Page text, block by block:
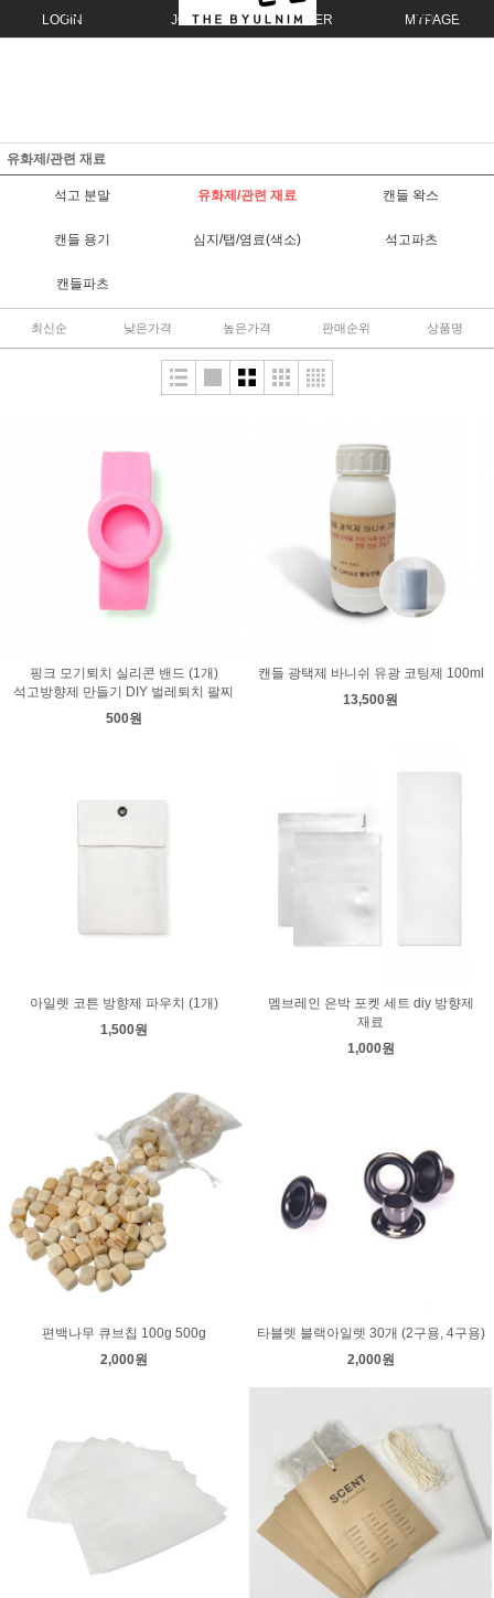
LOGIN JOIN ORDER MYPAGE
유화제/관련 재료
석고 분말 유화제/관련 재료 캔들 왁스
캔들 용기 심지/탭/염료(색소) 석고파츠
캔들파츠
최신순 낮은가격 높은가격 판매순위 상품명
핑크 모기퇴치 실리콘 밴드 (1개)
석고방향제 만들기 DIY 벌레퇴치 팔찌
500원
캔들 광택제 바니쉬 유광 코팅제 100ml
13,500원
아일렛 코튼 방향제 파우치 (1개)
1,500원
멤브레인 은박 포켓 세트 diy 방향제
재료
1,000원
편백나무 큐브칩 100g 500g
2,000원
타블렛 블랙아일렛 30개 (2구용, 4구용)
2,000원